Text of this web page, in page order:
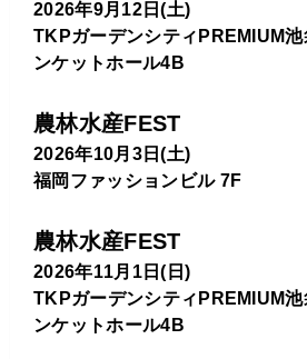
2026年9月12日(土)
TKPガーデンシティPREMIUM池
ンケットホール4B
農林水産FEST
2026年10月3日(土)
福岡ファッションビル 7F
農林水産FEST
2026年11月1日(日)
TKPガーデンシティPREMIUM池
ンケットホール4B